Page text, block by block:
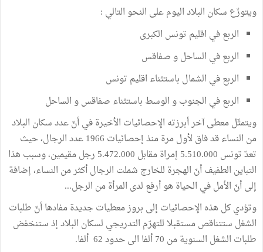
ويتوزّع سكان البلاداليومعلى النحوالتالي :
الربعفي اقليم تونس الكبرى
الربعفي الساحلوصفاقس
الربعفي الشمال باستثناء اقليم تونس
الربعفي الجنوبوالوسط باستثناء صفاقسوالساحل
ويتمثّلمعطىآخرأبرزته الإحصائيات الأخيرةفيأنّعددسكان البلاد
من النساءقدفاق لأولمرةمنذإحصائيات 1966عدد الرجال،حيث
تعدّتونس 5.510.000 إمراةمقابل 5.472.000 رجلمقيمين،وسبب هذا
التباين الطفيفأنّ الهجرة للخارج شملت الرجالأكثرمن النساء،إضافة
إلىأنّ الأملفي الحياة هوأرفع لدى المرأةمن الرجل...
وتؤديكل هذه الإحصائيات إلى بروزمعطياتجديدةمفادهاأنّ طلبات
الشغل ستتناقصمستقبلاللتهرّم التدريجي لسكان البلادإذستنخفض
طلبات الشغل السنويةمن 70ألفا الىحدود62 ألفا.